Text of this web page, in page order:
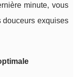
minute, vous
douceurs exquises